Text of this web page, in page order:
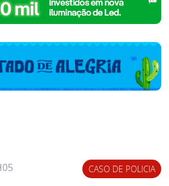
CASO DE POLICIA